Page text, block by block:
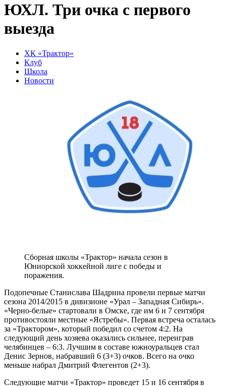
ЮХЛ. Три очка с первого
выезда
ХК «Трактор»
Клуб
Школа
Новости
Сборная школы «Трактор» начала сезон в
Юниорской хоккейной лиге с победы и
поражения.
Подопечные Станислава Шадрина провели первые матчи
сезона 2014/2015 в дивизионе «Урал – Западная Сибирь».
«Черно-белые» стартовали в Омске, где им 6 и 7 сентября
противостояли местные «Ястребы». Первая встреча осталась
за «Трактором», который победил со счетом 4:2. На
следующий день хозяева оказались сильнее, переиграв
челябинцев – 6:3. Лучшим в составе южноуральцев стал
Денис Зернов, набравший 6 (3+3) очков. Всего на очко
меньше набрал Дмитрий Флегентов (2+3).
Следующие матчи «Трактор» проведет 15 и 16 сентября в